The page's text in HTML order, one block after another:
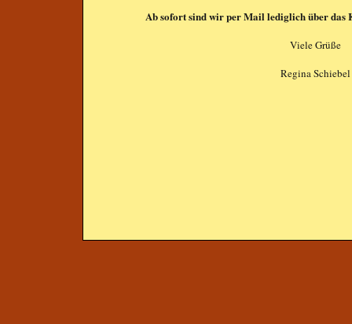
Ab sofort sind wir per Mail lediglich über
Viele Grüße
Regina Schiebel